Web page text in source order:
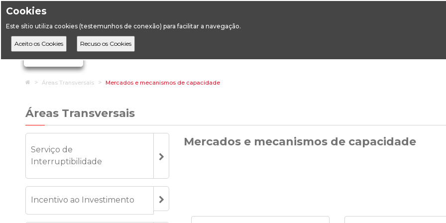
Cookies
Este sítio utiliza cookies (testemunhos de conexão) para facilitar a navegação.
Ignorar links de navegação
HomeÁreas Transversais Mercados e mecanismos de capacidade
Áreas Transversais
Serviço de
Interruptibilidade
Incentivo ao Investimento
Mercados e mecanismos de capacidade